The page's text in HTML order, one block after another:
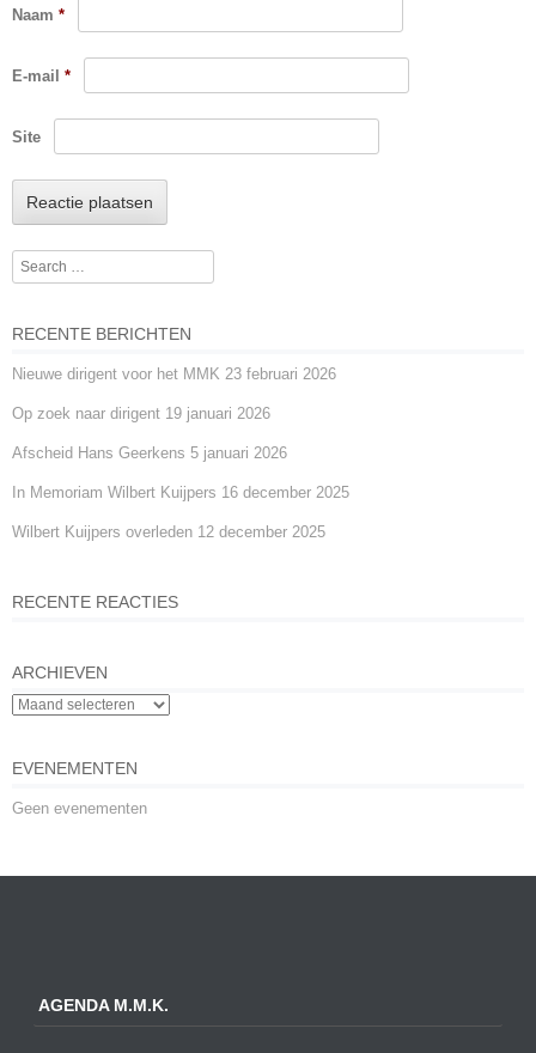
Naam *
E-mail *
Site
Search
RECENTE BERICHTEN
Nieuwe dirigent voor het MMK 23 februari 2026
Op zoek naar dirigent 19 januari 2026
Afscheid Hans Geerkens 5 januari 2026
In Memoriam Wilbert Kuijpers 16 december 2025
Wilbert Kuijpers overleden 12 december 2025
RECENTE REACTIES
ARCHIEVEN
EVENEMENTEN
Geen evenementen
AGENDA M.M.K.